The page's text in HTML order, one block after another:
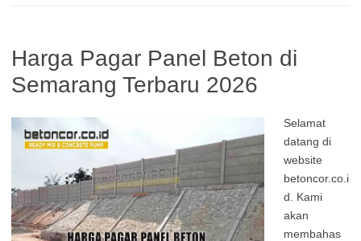
Harga Pagar Panel Beton di
Semarang Terbaru 2026
Selamat
datang di
website
betoncor.co.i
d. Kami
akan
membahas